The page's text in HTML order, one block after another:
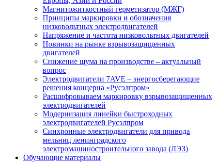
Магнитожиткостный герметизатор (МЖГ)
Принципы маркировки и обозначения
низковольтных электродвигателей
Напряжение и частота низковольтных двигателей
Новинки на рынке взрывозащищенных
двигателей
Снижение шума на производстве – актуальный
вопрос
Электродвигатели 7AVE – энергосберегающие
решения концерна «Русэлпром»
Расшифровываем маркировку взрывозащищенных
электродвигателей
Модернизация линейки быстроходных
электродвигателей Русэлпром
Синхронные электродвигатели для привода
мельниц ленинградского
электромашиностроительного завода (ЛЭЗ)
Обучающие материалы